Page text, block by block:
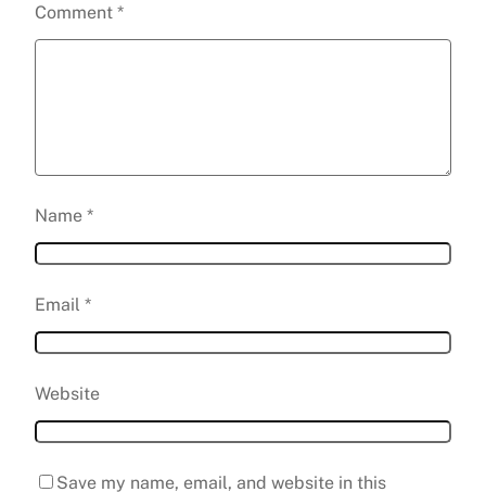
Comment *
Name *
Email *
Website
Save my name, email, and website in this